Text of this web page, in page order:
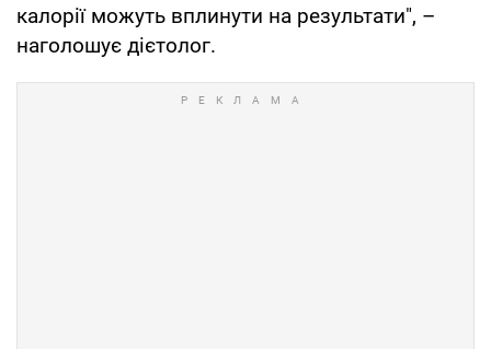
калорії можуть вплинути на результати", –
наголошує дієтолог.